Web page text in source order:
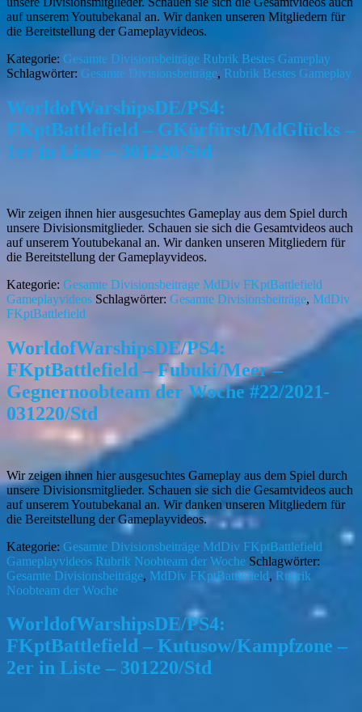
auf unserem Youtubekanal an. Wir danken unseren Mitgliedern für
die Bereitstellung der Gameplayvideos.
Kategorie: Gesamte Divisionsbeiträge Rubrik Bestes Gameplay
Schlagwörter: Gesamte Divisionsbeiträge, Rubrik Bestes Gameplay
WorldofWarshipsDE/PS4:
FKptBattlefield – GKürfürst/MdGlücks –
1er in Liste – 301220/Std
Wir zeigen ihnen hier ausgesuchtes Gameplay aus dem Spiel durch
unsere Divisionsmitglieder. Schauen sie sich die Gesamtvideos auch
auf unserem Youtubekanal an. Wir danken unseren Mitgliedern für
die Bereitstellung der Gameplayvideos.
Kategorie: Gesamte Divisionsbeiträge MdDiv FKptBattlefield
Gameplayvideos Schlagwörter: Gesamte Divisionsbeiträge, MdDiv
FKptBattlefield
WorldofWarshipsDE/PS4:
FKptBattlefield – Fubuki/Meer –
Gegnernoobteam der Woche #22/2021-
031220/Std
Wir zeigen ihnen hier ausgesuchtes Gameplay aus dem Spiel durch
unsere Divisionsmitglieder. Schauen sie sich die Gesamtvideos auch
auf unserem Youtubekanal an. Wir danken unseren Mitgliedern für
die Bereitstellung der Gameplayvideos.
Kategorie: Gesamte Divisionsbeiträge MdDiv FKptBattlefield
Gameplayvideos Rubrik Noobteam der Woche Schlagwörter:
Gesamte Divisionsbeiträge, MdDiv FKptBattlefield, Rubrik
Noobteam der Woche
WorldofWarshipsDE/PS4:
FKptBattlefield – Kutusow/Kampfzone –
2er in Liste – 301220/Std